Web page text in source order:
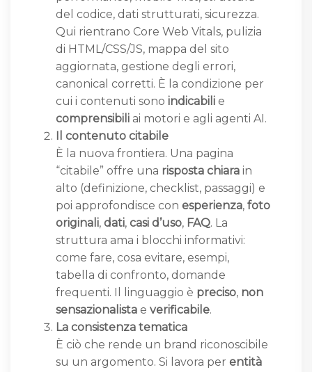
del codice, dati strutturati, sicurezza.
Qui rientrano Core Web Vitals, pulizia
di HTML/CSS/JS, mappa del sito
aggiornata, gestione degli errori,
canonical corretti. È la condizione per
cui i contenuti sono indicabili e
comprensibili ai motori e agli agenti AI.
Il contenuto citabile
È la nuova frontiera. Una pagina
“citabile” offre una risposta chiara in
alto (definizione, checklist, passaggi) e
poi approfondisce con esperienza, foto
originali, dati, casi d’uso, FAQ. La
struttura ama i blocchi informativi:
come fare, cosa evitare, esempi,
tabella di confronto, domande
frequenti. Il linguaggio è preciso, non
sensazionalista e verificabile.
La consistenza tematica
È ciò che rende un brand riconoscibile
su un argomento. Si lavora per entità